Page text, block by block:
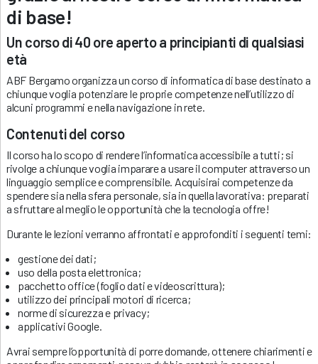
di base!
Un corso di 40 ore aperto a principianti di qualsiasi
età
ABF Bergamo organizza un corso di informatica di base destinato a
chiunque voglia potenziare le proprie competenze nell’utilizzo di
alcuni programmi e nella navigazione in rete.
Contenuti del corso
Il corso ha lo scopo di rendere l’informatica accessibile a tutti; si
rivolge a chiunque voglia imparare a usare il computer attraverso un
linguaggio semplice e comprensibile. Acquisirai competenze da
spendere sia nella sfera personale, sia in quella lavorativa: preparati
a sfruttare al meglio le opportunità che la tecnologia offre!
Durante le lezioni verranno affrontati e approfonditi i seguenti temi:
gestione dei dati;
uso della posta elettronica;
pacchetto office (foglio dati e videoscrittura);
utilizzo dei principali motori di ricerca;
norme di sicurezza e privacy;
applicativi Google.
Avrai sempre l’opportunità di porre domande, ottenere chiarimenti e